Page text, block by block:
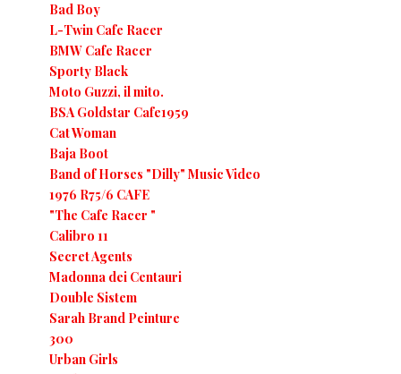
Bad Boy
L-Twin Cafe Racer
BMW Cafe Racer
Sporty Black
Moto Guzzi, il mito.
BSA Goldstar Cafe1959
Cat Woman
Baja Boot
Band of Horses "Dilly" Music Video
1976 R75/6 CAFE
"The Cafe Racer "
Calibro 11
Secret Agents
Madonna dei Centauri
Double Sistem
Sarah Brand Peinture
300
Urban Girls